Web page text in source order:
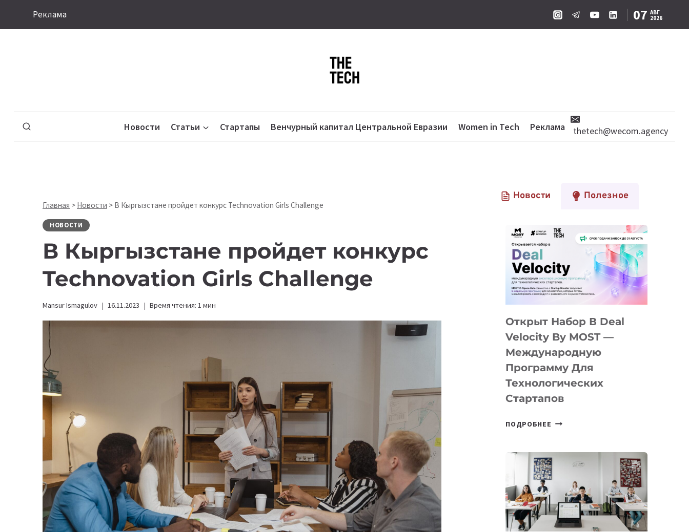
Реклама 07 АВГ
2026
Новости Статьи Стартапы Венчурный капитал Центральной Евразии Women in Tech Реклама thetech@wecom.agency
Главная > Новости > В Кыргызстане пройдет конкурс Technovation Girls Challenge
НОВОСТИ
В Кыргызстане пройдет конкурс
Technovation Girls Challenge
Mansur Ismagulov 16.11.2023 Время чтения: 1 мин
Новости Полезное
Открыт Набор В Deal
Velocity By MOST —
Международную
Программу Для
Технологических
Стартапов
ПОДРОБНЕЕ ОТКРЫТ
DEAL
VELOCITY
MOST
—
МЕЖДУНАРОДНУЮ